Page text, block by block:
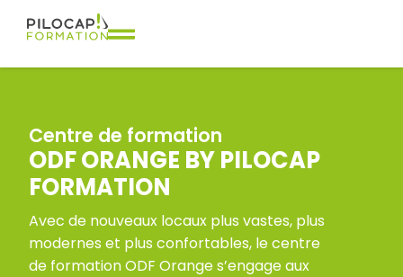
Centre de formation
ODF ORANGE BY PILOCAP
FORMATION
Avec de nouveaux locaux plus vastes, plus
modernes et plus confortables, le centre
de formation ODF Orange s’engage aux